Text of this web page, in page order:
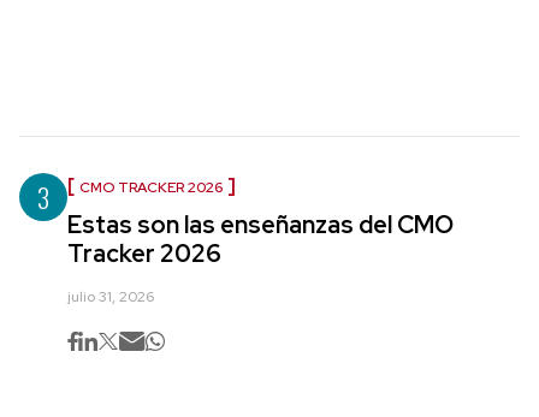
3 CMO TRACKER 2026
Estas son las enseñanzas del CMO
Tracker 2026
julio 31, 2026